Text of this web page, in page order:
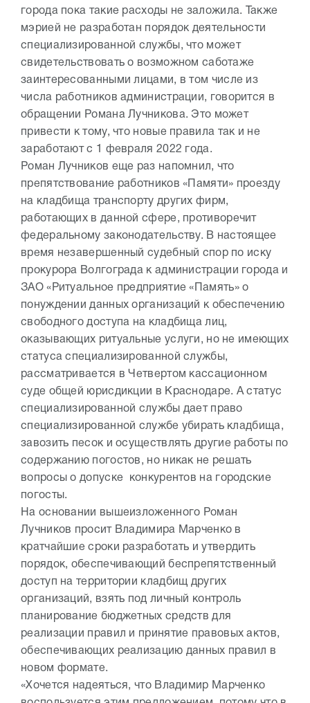
города пока такие расходы не заложила. Также
мэрией не разработан порядок деятельности
специализированной службы, что может
свидетельствовать о возможном саботаже
заинтересованными лицами, в том числе из
числа работников администрации, говорится в
обращении Романа Лучникова. Это может
привести к тому, что новые правила так и не
заработают с 1 февраля 2022 года.
Роман Лучников еще раз напомнил, что
препятствование работников «Памяти» проезду
на кладбища транспорту других фирм,
работающих в данной сфере, противоречит
федеральному законодательству. В настоящее
время незавершенный судебный спор по иску
прокурора Волгограда к администрации города и
ЗАО «Ритуальное предприятие «Память» о
понуждении данных организаций к обеспечению
свободного доступа на кладбища лиц,
оказывающих ритуальные услуги, но не имеющих
статуса специализированной службы,
рассматривается в Четвертом кассационном
суде общей юрисдикции в Краснодаре. А статус
специализированной службы дает право
специализированной службе убирать кладбища,
завозить песок и осуществлять другие работы по
содержанию погостов, но никак не решать
вопросы о допуске конкурентов на городские
погосты.
На основании вышеизложенного Роман
Лучников просит Владимира Марченко в
кратчайшие сроки разработать и утвердить
порядок, обеспечивающий беспрепятственный
доступ на территории кладбищ других
организаций, взять под личный контроль
планирование бюджетных средств для
реализации правил и принятие правовых актов,
обеспечивающих реализацию данных правил в
новом формате.
«Хочется надеяться, что Владимир Марченко